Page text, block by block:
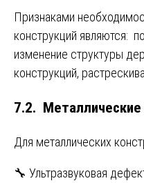
Признаками
конструкций являются:
изменение структуры
конструкций,
7.2.
Для металлических
🔧 Ультразвуковая